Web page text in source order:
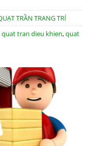
TRẦN TRANG TRÍ
quat tran dieu khien,quat